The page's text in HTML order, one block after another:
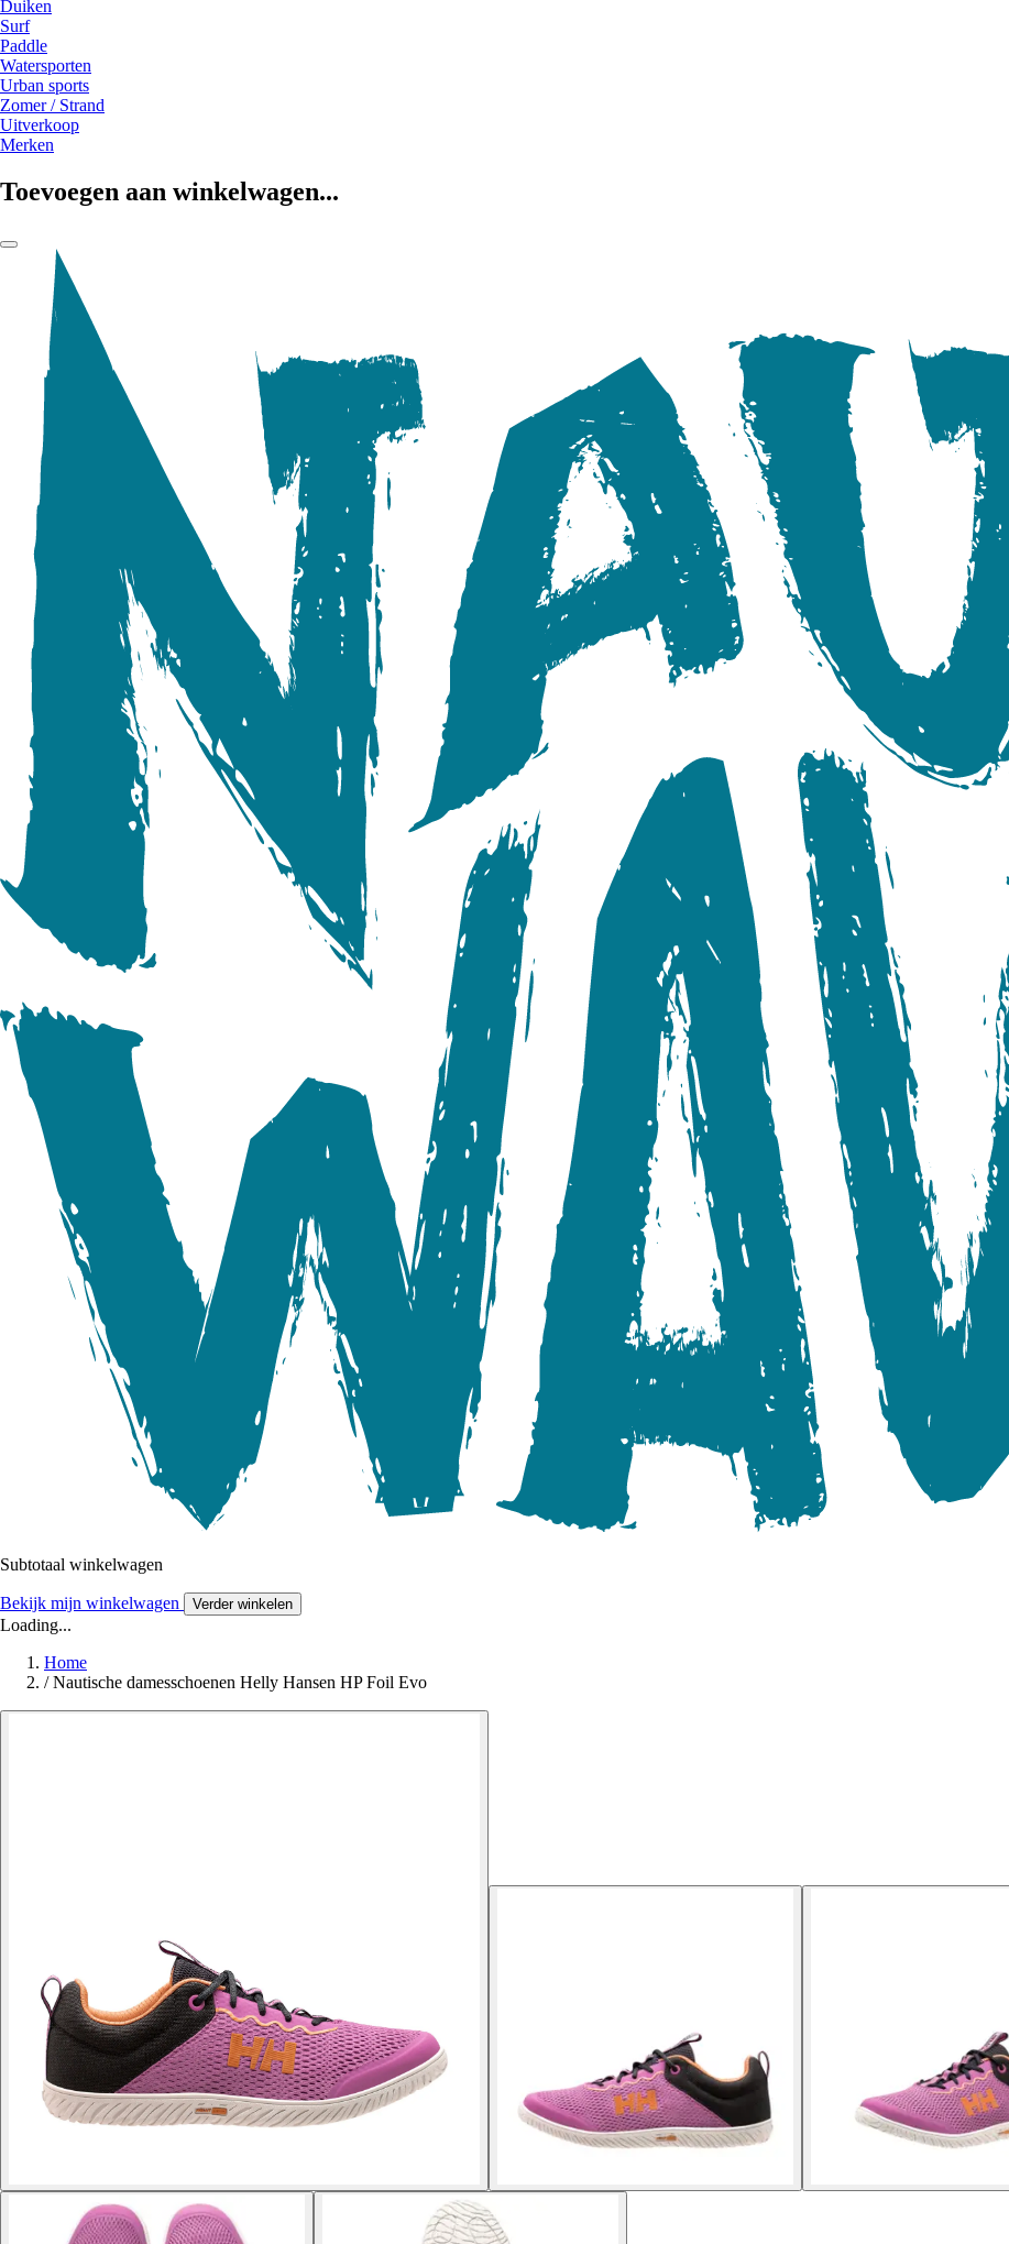
Duiken
Surf
Paddle
Watersporten
Urban sports
Zomer / Strand
Uitverkoop
Merken
Toevoegen aan winkelwagen...
Subtotaal winkelwagen
Bekijk mijn winkelwagen Verder winkelen
Loading...
Home
/ Nautische damesschoenen Helly Hansen HP Foil Evo